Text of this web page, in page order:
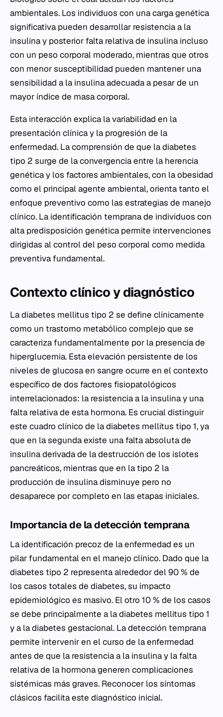
ambientales. Los individuos con una carga genética
significativa pueden desarrollar resistencia a la
insulina y posterior falta relativa de insulina incluso
con un peso corporal moderado, mientras que otros
con menor susceptibilidad pueden mantener una
sensibilidad a la insulina adecuada a pesar de un
mayor índice de masa corporal.
Esta interacción explica la variabilidad en la
presentación clínica y la progresión de la
enfermedad. La comprensión de que la diabetes
tipo 2 surge de la convergencia entre la herencia
genética y los factores ambientales, con la obesidad
como el principal agente ambiental, orienta tanto el
enfoque preventivo como las estrategias de manejo
clínico. La identificación temprana de individuos con
alta predisposición genética permite intervenciones
dirigidas al control del peso corporal como medida
preventiva fundamental.
Contexto clínico y diagnóstico
La diabetes mellitus tipo 2 se define clínicamente
como un trastorno metabólico complejo que se
caracteriza fundamentalmente por la presencia de
hiperglucemia. Esta elevación persistente de los
niveles de glucosa en sangre ocurre en el contexto
específico de dos factores fisiopatológicos
interrelacionados: la resistencia a la insulina y una
falta relativa de esta hormona. Es crucial distinguir
este cuadro clínico de la diabetes mellitus tipo 1, ya
que en la segunda existe una falta absoluta de
insulina derivada de la destrucción de los islotes
pancreáticos, mientras que en la tipo 2 la
producción de insulina disminuye pero no
desaparece por completo en las etapas iniciales.
Importancia de la detección temprana
La identificación precoz de la enfermedad es un
pilar fundamental en el manejo clínico. Dado que la
diabetes tipo 2 representa alrededor del 90 % de
los casos totales de diabetes, su impacto
epidemiológico es masivo. El otro 10 % de los casos
se debe principalmente a la diabetes mellitus tipo 1
y a la diabetes gestacional. La detección temprana
permite intervenir en el curso de la enfermedad
antes de que la resistencia a la insulina y la falta
relativa de la hormona generen complicaciones
sistémicas más graves. Reconocer los síntomas
clásicos facilita este diagnóstico inicial.